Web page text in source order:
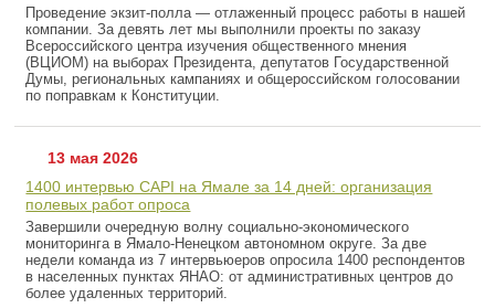
Проведение экзит-полла — отлаженный процесс работы в нашей
компании. За девять лет мы выполнили проекты по заказу
Всероссийского центра изучения общественного мнения
(ВЦИОМ) на выборах Президента, депутатов Государственной
Думы, региональных кампаниях и общероссийском голосовании
по поправкам к Конституции.
13 мая 2026
1400 интервью CAPI на Ямале за 14 дней: организация
полевых работ опроса
Завершили очередную волну социально-экономического
мониторинга в Ямало-Ненецком автономном округе. За две
недели команда из 7 интервьюеров опросила 1400 респондентов
в населенных пунктах ЯНАО: от административных центров до
более удаленных территорий.